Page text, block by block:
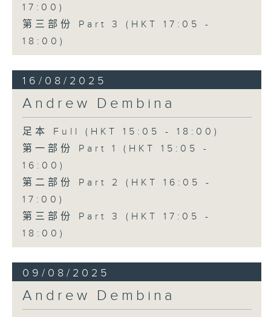
17:00)
第三部份 Part 3 (HKT 17:05 -
18:00)
16/08/2025
Andrew Dembina
足本 Full (HKT 15:05 - 18:00)
第一部份 Part 1 (HKT 15:05 -
16:00)
第二部份 Part 2 (HKT 16:05 -
17:00)
第三部份 Part 3 (HKT 17:05 -
18:00)
09/08/2025
Andrew Dembina